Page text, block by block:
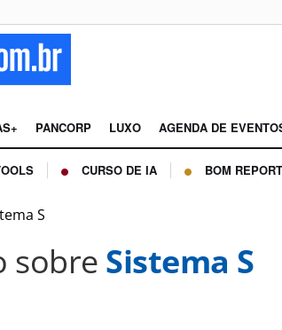
PANCORP LUXO AGENDA DE
CURSO DE IA BOM REPORT
S
sobre Sistema S